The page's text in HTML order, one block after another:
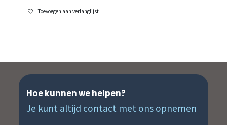
Toevoegen aan verlanglijst
Hoe kunnen we helpen?
Je kunt altijd contact met ons opnemen